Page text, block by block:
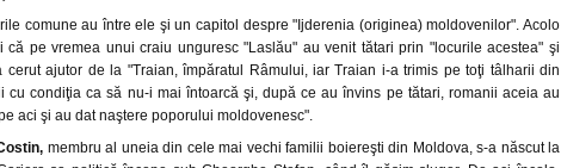
comune au între ele şi un capitol despre "Ijderenia (originea) moldovenilor". Acolo
că pe vremea unui craiu unguresc "Laslău" au venit tătari prin "locurile acestea" şi
cerut ajutor de la "Traian, împăratul Râmului, iar Traian i-a trimis pe toţi tâlharii din
cu condiţia ca să nu-i mai întoarcă şi, după ce au învins pe tătari, romanii aceia au
aci şi au dat naştere poporului moldovenesc".
membru al uneia din cele mai vechi familii boiereşti din Moldova, s-a născut la